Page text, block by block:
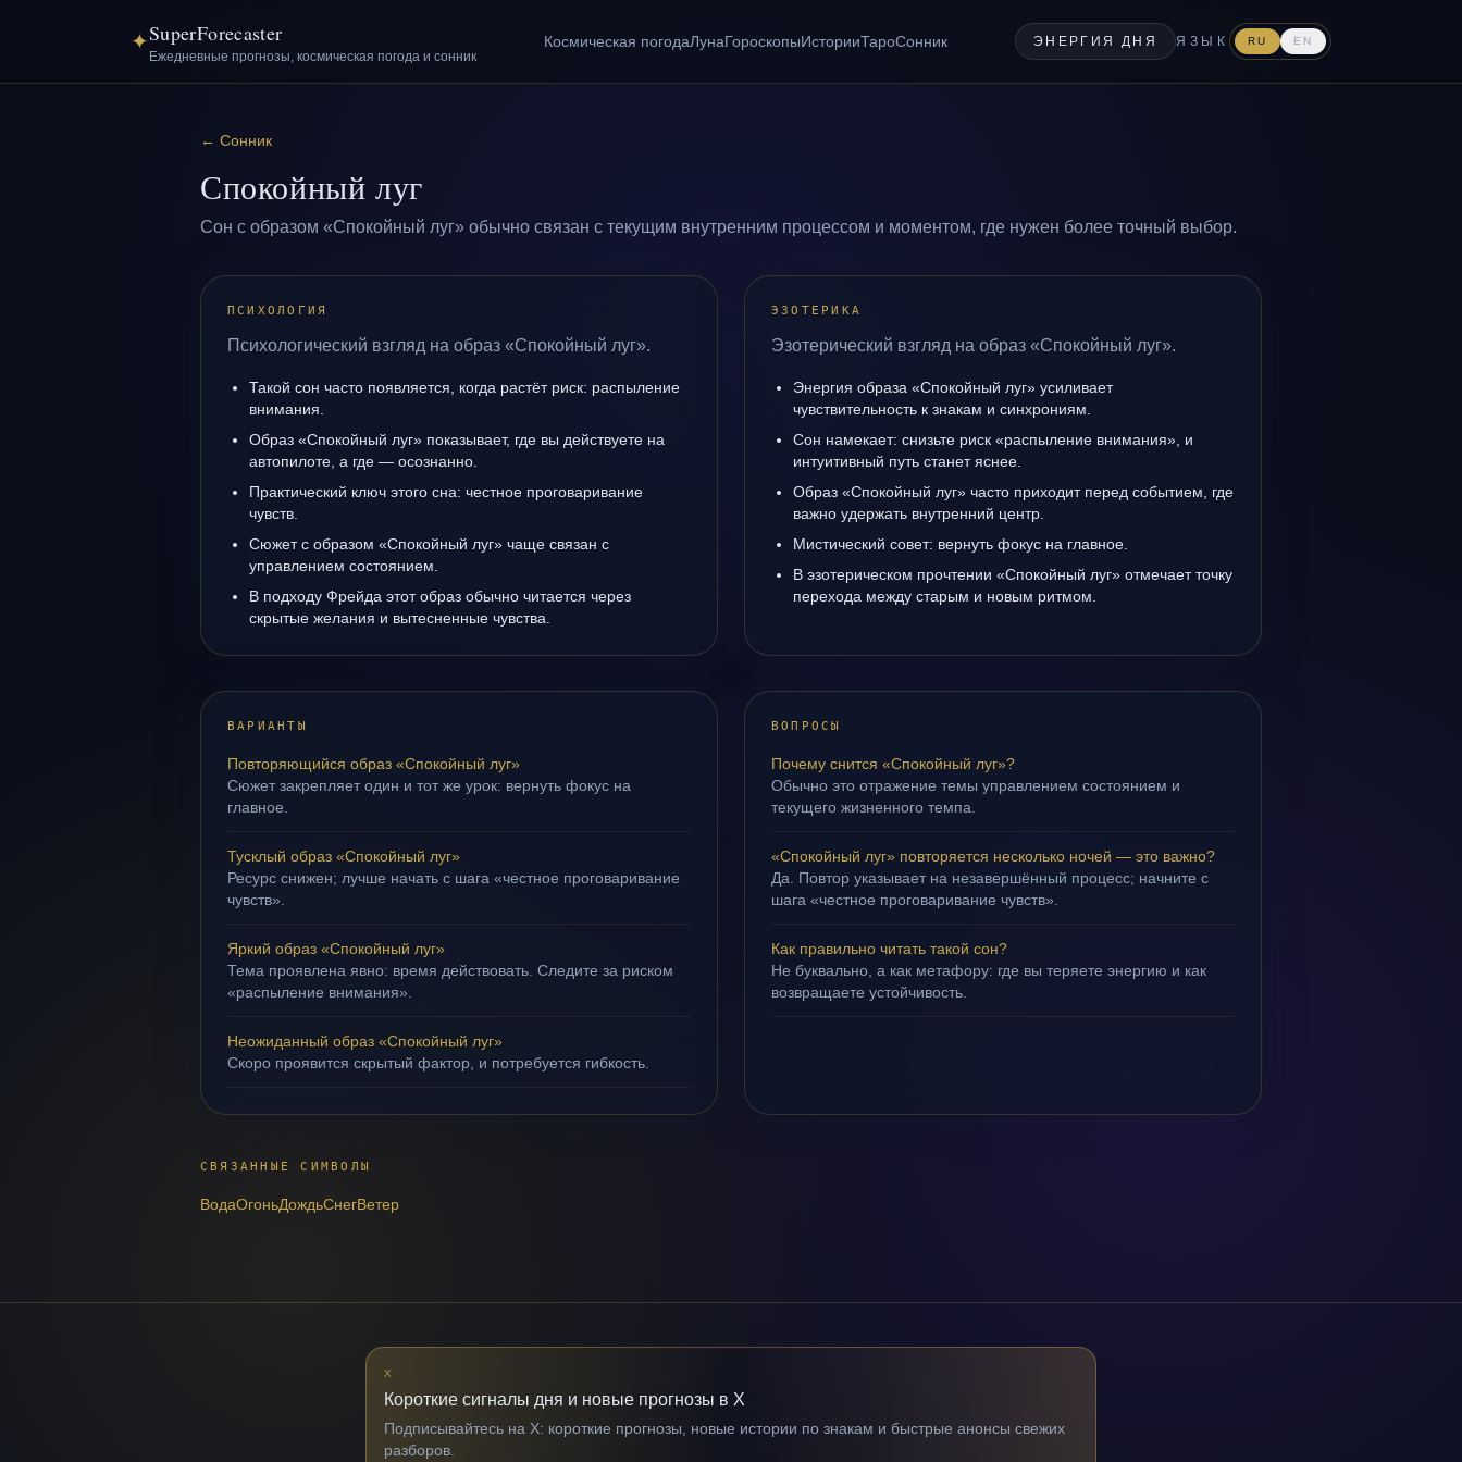
✦SuperForecaster
Ежедневные прогнозы, космическая погода и сонник
Космическая погодаЛунаГороскопыИсторииТароСонник ЭНЕРГИЯ ДНЯ ЯЗЫК RU EN
← Сонник
Спокойный луг
Сон с образом «Спокойный луг» обычно связан с текущим внутренним процессом и моментом, где нужен более точный выбор.
ПСИХОЛОГИЯ
Психологический взгляд на образ «Спокойный луг».
Такой сон часто появляется, когда растёт риск: распыление
внимания.
Образ «Спокойный луг» показывает, где вы действуете на
автопилоте, а где — осознанно.
Практический ключ этого сна: честное проговаривание
чувств.
Сюжет с образом «Спокойный луг» чаще связан с
управлением состоянием.
В подходу Фрейда этот образ обычно читается через
скрытые желания и вытесненные чувства.
ЭЗОТЕРИКА
Эзотерический взгляд на образ «Спокойный луг».
Энергия образа «Спокойный луг» усиливает
чувствительность к знакам и синхрониям.
Сон намекает: снизьте риск «распыление внимания», и
интуитивный путь станет яснее.
Образ «Спокойный луг» часто приходит перед событием, где
важно удержать внутренний центр.
Мистический совет: вернуть фокус на главное.
В эзотерическом прочтении «Спокойный луг» отмечает точку
перехода между старым и новым ритмом.
ВАРИАНТЫ
Повторяющийся образ «Спокойный луг»
Сюжет закрепляет один и тот же урок: вернуть фокус на
главное.
Тусклый образ «Спокойный луг»
Ресурс снижен; лучше начать с шага «честное проговаривание
чувств».
Яркий образ «Спокойный луг»
Тема проявлена явно: время действовать. Следите за риском
«распыление внимания».
Неожиданный образ «Спокойный луг»
Скоро проявится скрытый фактор, и потребуется гибкость.
ВОПРОСЫ
Почему снится «Спокойный луг»?
Обычно это отражение темы управлением состоянием и
текущего жизненного темпа.
«Спокойный луг» повторяется несколько ночей — это важно?
Да. Повтор указывает на незавершённый процесс; начните с
шага «честное проговаривание чувств».
Как правильно читать такой сон?
Не буквально, а как метафору: где вы теряете энергию и как
возвращаете устойчивость.
СВЯЗАННЫЕ СИМВОЛЫ
ВодаОгоньДождьСнегВетер
X
Короткие сигналы дня и новые прогнозы в X
Подписывайтесь на X: короткие прогнозы, новые истории по знакам и быстрые анонсы свежих
разборов.